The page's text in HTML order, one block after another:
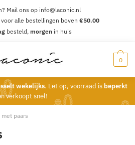
Mail ons op info@laconic.nl
alle bestellingen boven €50.00
besteld, morgen in huis
0
wekelijks. Let op, voorraad is beperkt
verkoopt snel!
met paars